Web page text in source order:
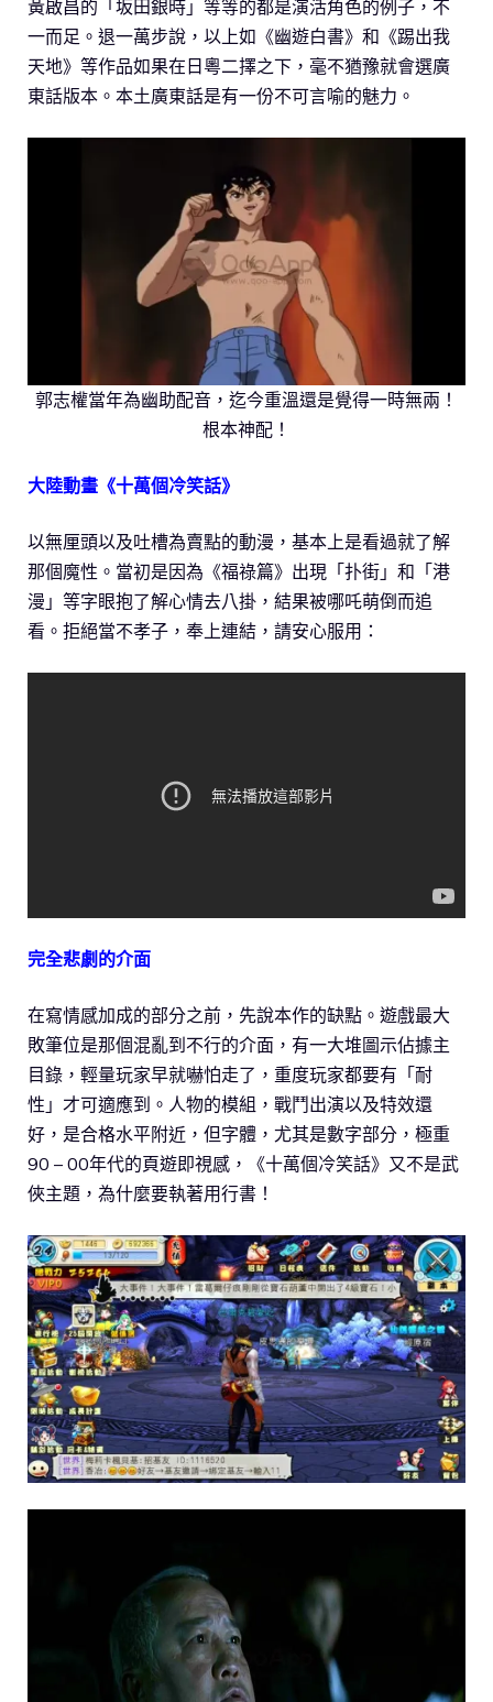
黃啟昌的「坂田銀時」等等的都是演活角色的例子，不
一而足。退一萬步說，以上如《幽遊白書》和《踢出我
天地》等作品如果在日粵二擇之下，毫不猶豫就會選廣
東話版本。本土廣東話是有一份不可言喻的魅力。
郭志權當年為幽助配音，迄今重溫還是覺得一時無兩！
根本神配！
大陸動畫《十萬個冷笑話》
以無厘頭以及吐槽為賣點的動漫，基本上是看過就了解
那個魔性。當初是因為《福祿篇》出現「扑街」和「港
漫」等字眼抱了解心情去八掛，結果被哪吒萌倒而追
看。拒絕當不孝子，奉上連結，請安心服用：
完全悲劇的介面
在寫情感加成的部分之前，先說本作的缺點。遊戲最大
敗筆位是那個混亂到不行的介面，有一大堆圖示佔據主
目錄，輕量玩家早就嚇怕走了，重度玩家都要有「耐
性」才可適應到。人物的模組，戰鬥出演以及特效還
好，是合格水平附近，但字體，尤其是數字部分，極重
90 – 00年代的頁遊即視感，《十萬個冷笑話》又不是武
俠主題，為什麼要執著用行書！